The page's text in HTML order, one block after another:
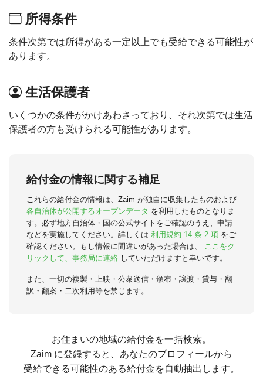
所得条件
条件次第では所得がある一定以上でも受給できる可能性が
あります。
生活保護者
いくつかの条件がかけあわさっており、それ次第では生活
保護者の方も受けられる可能性があります。
給付金の情報に関する補足
これらの給付金の情報は、Zaim が独自に収集したものおよび
各自治体が公開するオープンデータ を利用したものとなりま
す。必ず地方自治体・国の公式サイトをご確認のうえ、申請
などを実施してください。詳しくは 利用規約 14 条 2 項 をご
確認ください。もし情報に間違いがあった場合は、
ここをク
リックして、事務局に連絡 していただけますと幸いです。
また、一切の複製・上映・公衆送信・頒布・譲渡・貸与・翻
訳・翻案・二次利用等を禁じます。
お住まいの地域の給付金を一括検索。
Zaim に登録すると、あなたのプロフィールから
受給できる可能性のある給付金を自動抽出します。